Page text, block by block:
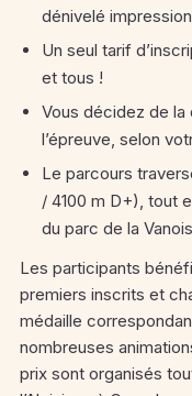
dénivelé
Un seul tarif
et tous !
Vous décidez de la
l’épreuve, selon
Le parcours
/ 4100 m D+), tout
du parc de la
Les participants
premiers inscrits et
médaille
nombreuses
prix sont organisés